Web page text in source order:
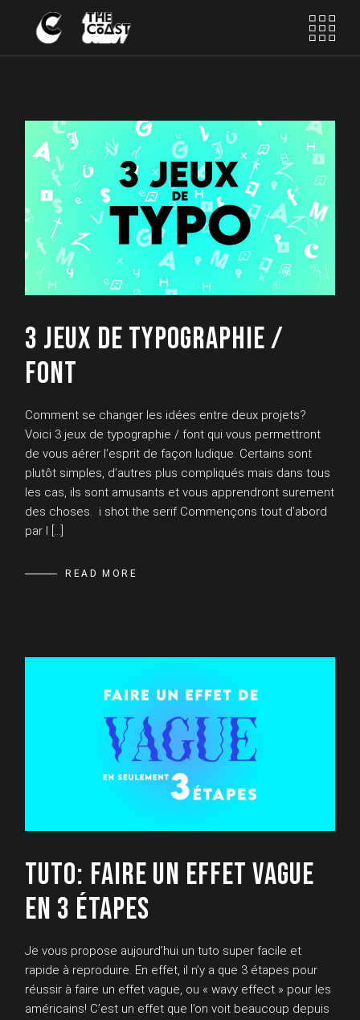
content
3 JEUX DE TYPOGRAPHIE /
FONT
Comment se changer les idées entre deux projets?
Voici 3 jeux de typographie / font qui vous permettront
de vous aérer l’esprit de façon ludique. Certains sont
plutôt simples, d’autres plus compliqués mais dans tous
les cas, ils sont amusants et vous apprendront surement
des choses. i shot the serif Commençons tout d’abord
par I […]
READ MORE
TUTO: FAIRE UN EFFET VAGUE
EN 3 ÉTAPES
Je vous propose aujourd’hui un tuto super facile et
rapide à reproduire. En effet, il n’y a que 3 étapes pour
réussir à faire un effet vague, ou « wavy effect » pour les
américains! C’est un effet que l’on voit beaucoup depuis